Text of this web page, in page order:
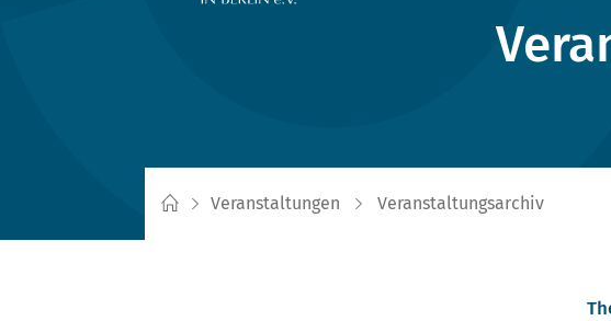
Veranstaltungen Veranstaltungsarchiv